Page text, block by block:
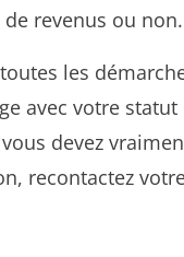
revenus ou non.
les
avec votre
devez
recontactez